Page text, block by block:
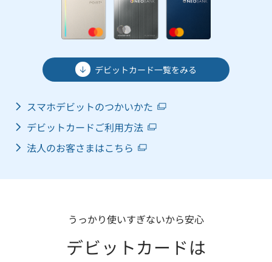
デビットカード一覧をみる
スマホデビットのつかいかた
デビットカードご利用方法
法人のお客さまはこちら
うっかり使いすぎないから安心
デビットカードは